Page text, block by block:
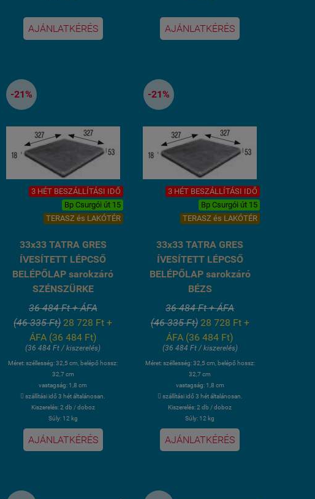
AJÁNLATKÉRÉS AJÁNLATKÉRÉS
-21%
3 HÉT BESZÁLLÍTÁSI IDŐ
Bp Csurgói út 15
TERASZ és LAKÓTÉR
33x33 TATRA GRES
ÍVESÍTETT LÉPCSŐ
BELÉPŐLAP sarokzáró
SZÉNSZÜRKE
36 484 Ft + ÁFA
(46 335 Ft) 28 728 Ft +
ÁFA (36 484 Ft)
(36 484 Ft / kiszerelés)
Méret: széllesség: 32,5 cm, belépő hossz:
32,7 cm
vastagság: 1,8 cm
 szállítási idő 3 hét általánosan.
Kiszerelés: 2 db / doboz
Súly: 12 kg
AJÁNLATKÉRÉS
-21%
3 HÉT BESZÁLLÍTÁSI IDŐ
Bp Csurgói út 15
TERASZ és LAKÓTÉR
33x33 TATRA GRES
ÍVESÍTETT LÉPCSŐ
BELÉPŐLAP sarokzáró
BÉZS
36 484 Ft + ÁFA
(46 335 Ft) 28 728 Ft +
ÁFA (36 484 Ft)
(36 484 Ft / kiszerelés)
Méret: széllesség: 32,5 cm, belépő hossz:
32,7 cm
vastagság: 1,8 cm
 szállítási idő 3 hét általánosan.
Kiszerelés: 2 db / doboz
Súly: 12 kg
AJÁNLATKÉRÉS